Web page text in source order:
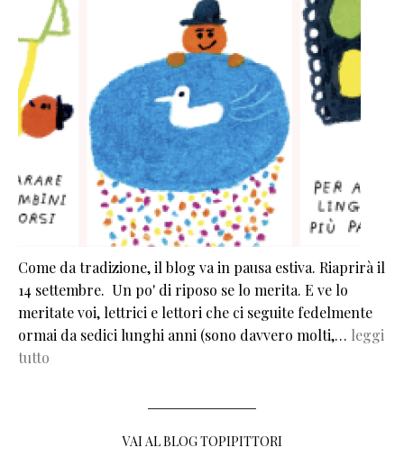
Come da tradizione, il blog va in pausa estiva. Riaprirà il
14 settembre. Un po' di riposo se lo merita. E ve lo
meritate voi, lettrici e lettori che ci seguite fedelmente
ormai da sedici lunghi anni (sono davvero molti,… leggi
tutto
VAI AL BLOG TOPIPITTORI